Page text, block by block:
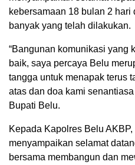
kebersamaan 18 bulan 2 hari
banyak yang telah dilakukan.
“Bangunan komunikasi yang
baik, saya percaya Belu
tangga untuk menapak terus
atas dan doa kami senantiasa
Bupati Belu.
Kepada Kapolres Belu
menyampaikan selamat
bersama membangun dan